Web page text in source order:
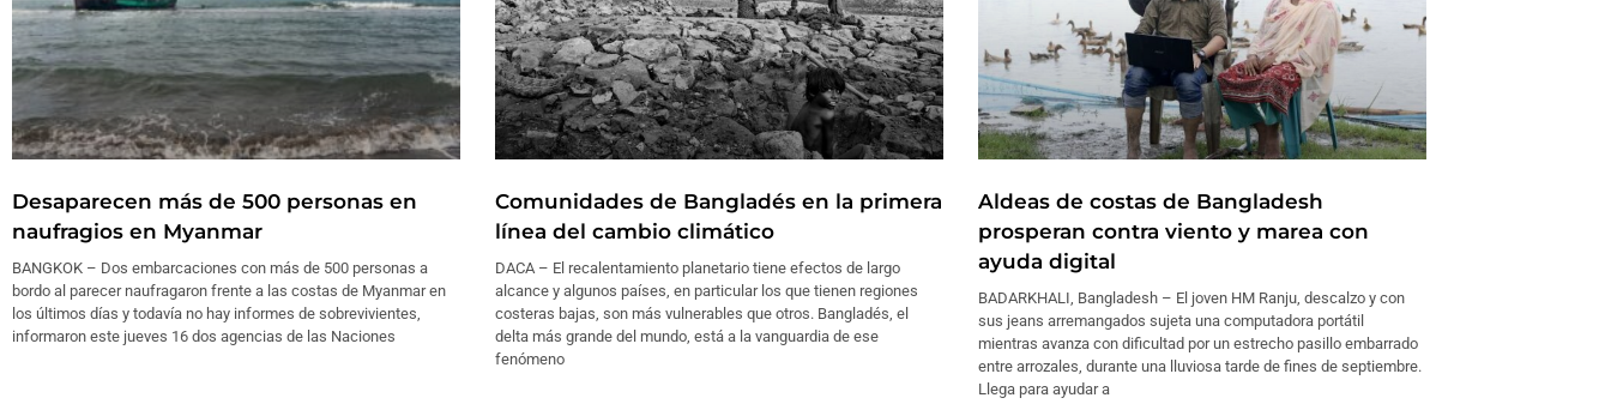
Desaparecen más de 500 personas en
naufragios en Myanmar
BANGKOK – Dos embarcaciones con más de 500 personas a
bordo al parecer naufragaron frente a las costas de Myanmar en
los últimos días y todavía no hay informes de sobrevivientes,
informaron este jueves 16 dos agencias de las Naciones
Comunidades de Bangladés en la primera
línea del cambio climático
DACA – El recalentamiento planetario tiene efectos de largo
alcance y algunos países, en particular los que tienen regiones
costeras bajas, son más vulnerables que otros. Bangladés, el
delta más grande del mundo, está a la vanguardia de ese
fenómeno
Aldeas de costas de Bangladesh
prosperan contra viento y marea con
ayuda digital
BADARKHALI, Bangladesh – El joven HM Ranju, descalzo y con
sus jeans arremangados sujeta una computadora portátil
mientras avanza con dificultad por un estrecho pasillo embarrado
entre arrozales, durante una lluviosa tarde de fines de septiembre.
Llega para ayudar a